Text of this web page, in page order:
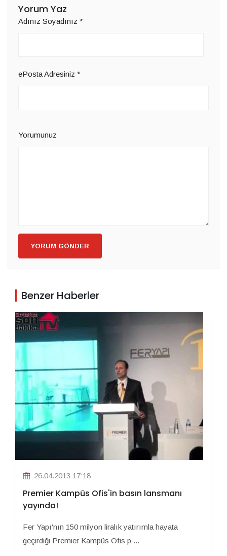
Yorum Yaz
Adınız Soyadınız *
ePosta Adresiniz *
Yorumunuz
YORUM GÖNDER
Benzer Haberler
26.04.2013 17:18
Premier Kampüs Ofis'in basın lansmanı
yayında!
Fer Yapı'nın 150 milyon liralık yatırımla hayata
geçirdiği Premier Kampüs Ofis p ...